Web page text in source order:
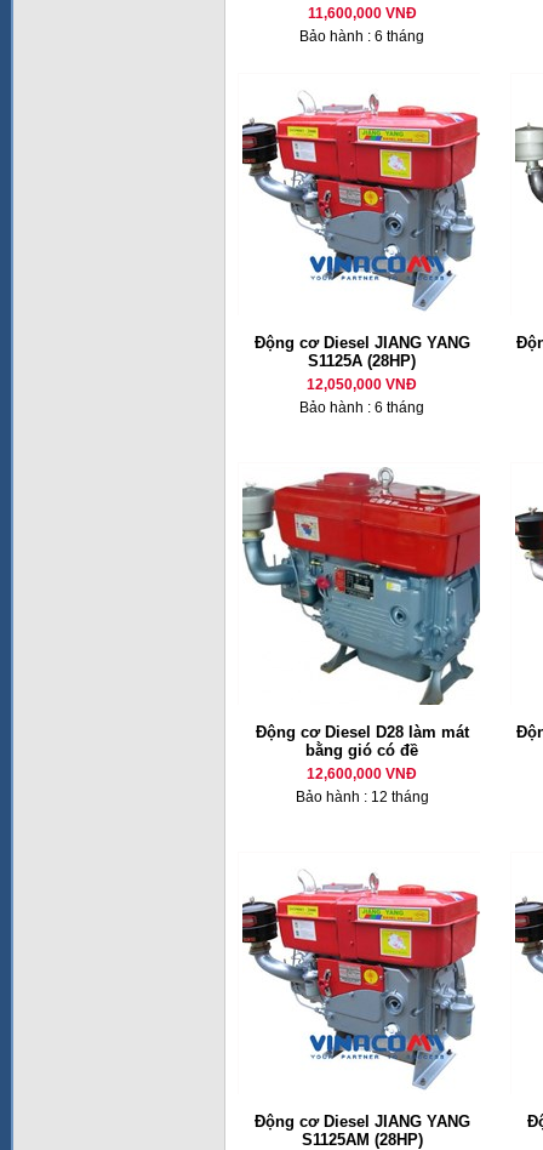
11,600,000 VNĐ
Bảo hành : 6 tháng
Động cơ Diesel JIANG YANG
S1125A (28HP)
12,050,000 VNĐ
Bảo hành : 6 tháng
Động cơ Diesel D28 làm mát
bằng gió có đề
12,600,000 VNĐ
Bảo hành : 12 tháng
Động cơ Diesel JIANG YANG
S1125AM (28HP)